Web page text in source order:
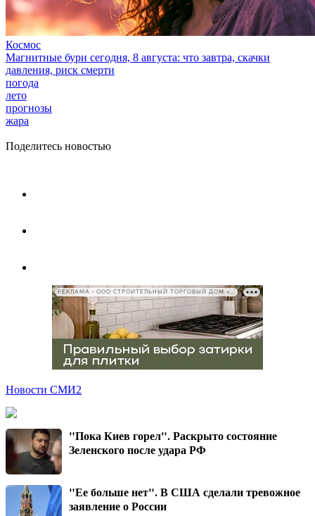
Космос
Магнитные бури сегодня, 8 августа: что завтра, скачки
давления, риск смерти
погода
лето
прогнозы
жара
Поделитесь новостью
РЕКЛАМА • ООО СТРОИТЕЛЬНЫЙ ТОРГОВЫЙ ДОМ «ПЕТРОВИЧ», ИНН 7802348846
Новости СМИ2
"Пока Киев горел". Раскрыто состояние
Зеленского после удара РФ
"Ее больше нет". В США сделали тревожное
заявление о России